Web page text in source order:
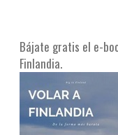
Bájate gratis el e-
Finlandia.